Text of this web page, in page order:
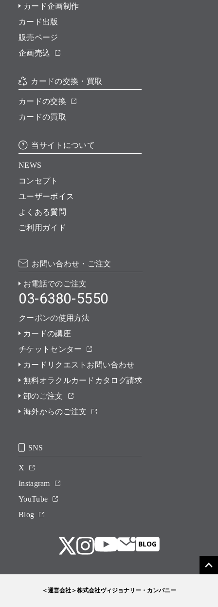
カード企画制作
カード出版
販売ページ
企画売込
カードの交換・買取
カードの交換
カードの買取
当サイトについて
NEWS
コンセプト
ユーザーボイス
よくある質問
ご利用ガイド
お問い合わせ・ご注文
お電話でのご注文
03-6380-5550
クーポンの使用方法
カードの講座
チケットセンター
カードリクエストお問い合わせ
無料オラクルカードカタログ請求
卸のご注文
海外からのご注文
SNS
X
Instagram
YouTube
Blog
＜運営会社＞株式会社ヴィジョナリー・カンパニー